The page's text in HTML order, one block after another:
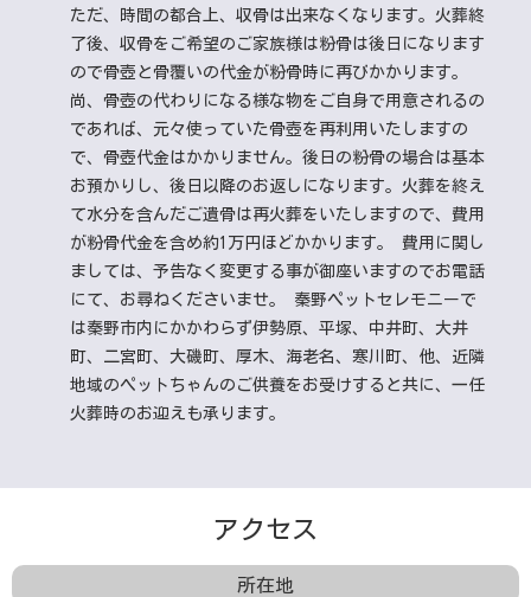
ただ、時間の都合上、収骨は出来なくなります。火葬終
了後、収骨をご希望のご家族様は粉骨は後日になります
ので骨壺と骨覆いの代金が粉骨時に再びかかります。
尚、骨壺の代わりになる様な物をご自身で用意されるの
であれば、元々使っていた骨壺を再利用いたしますの
で、骨壺代金はかかりません。後日の粉骨の場合は基本
お預かりし、後日以降のお返しになります。火葬を終え
て水分を含んだご遺骨は再火葬をいたしますので、費用
が粉骨代金を含め約1万円ほどかかります。 費用に関し
ましては、予告なく変更する事が御座いますのでお電話
にて、お尋ねくださいませ。 秦野ペットセレモニーで
は秦野市内にかかわらず伊勢原、平塚、中井町、大井
町、二宮町、大磯町、厚木、海老名、寒川町、他、近隣
地域のペットちゃんのご供養をお受けすると共に、一任
火葬時のお迎えも承ります。
アクセス
所在地